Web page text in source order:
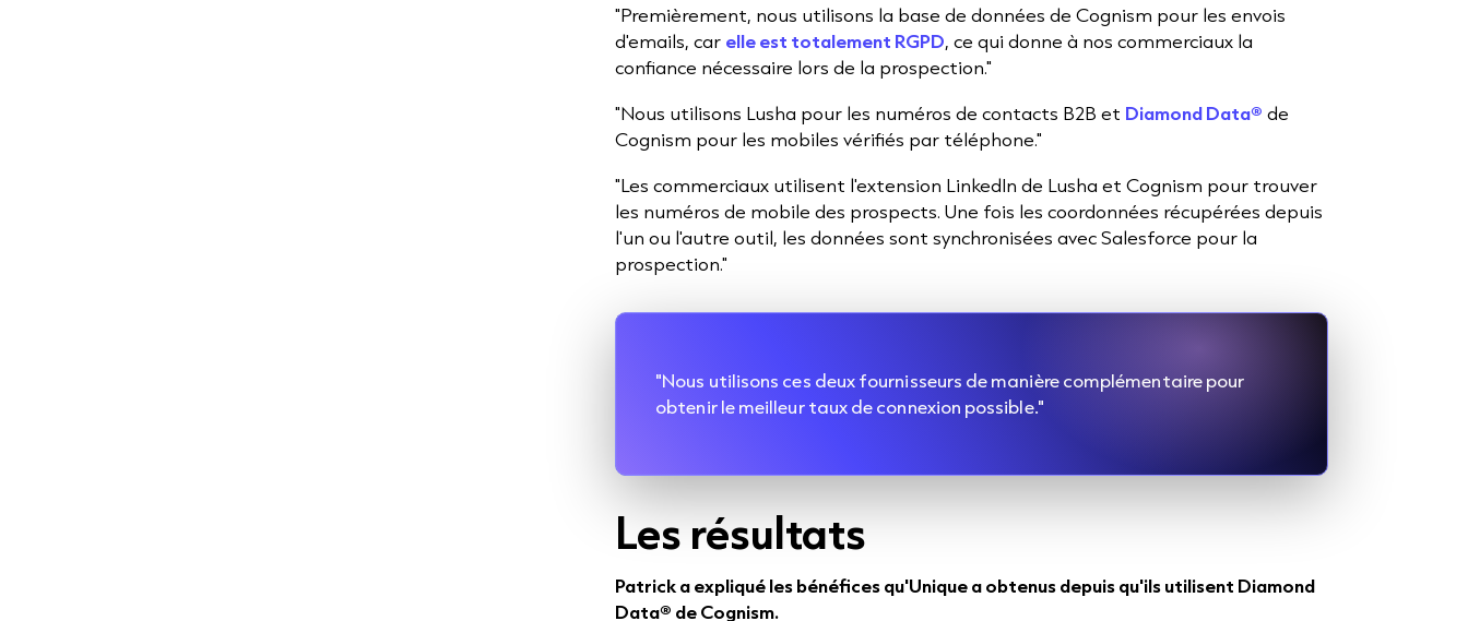
"Premièrement, nous utilisons la base de données de Cognism pour les envois
d'emails, car elle est totalement RGPD, ce qui donne à nos commerciaux la
confiance nécessaire lors de la prospection."
"Nous utilisons Lusha pour les numéros de contacts B2B et Diamond Data® de
Cognism pour les mobiles vérifiés par téléphone."
"Les commerciaux utilisent l'extension LinkedIn de Lusha et Cognism pour trouver
les numéros de mobile des prospects. Une fois les coordonnées récupérées depuis
l'un ou l'autre outil, les données sont synchronisées avec Salesforce pour la
prospection."
"Nous utilisons ces deux fournisseurs de manière complémentaire pour
obtenir le meilleur taux de connexion possible."
Les résultats
Patrick a expliqué les bénéfices qu'Unique a obtenus depuis qu'ils utilisent Diamond
Data® de Cognism.